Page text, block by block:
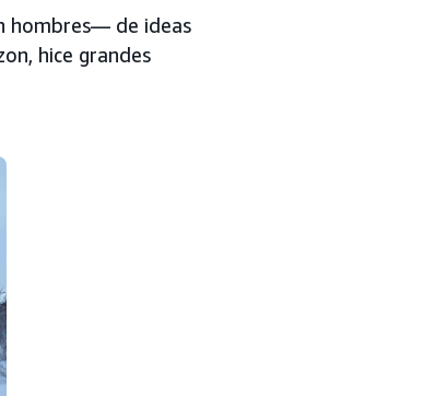
hombres— de ideas
hice grandes